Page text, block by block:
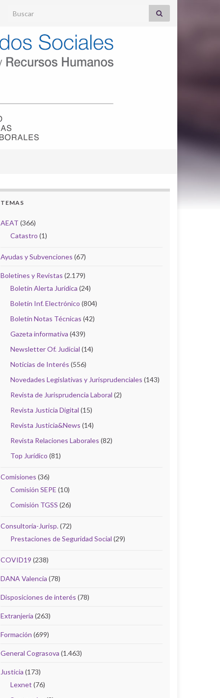
Search for:
TEMAS
AEAT (366)
Catastro (1)
Ayudas y Subvenciones (67)
Boletines y Revistas (2.179)
Boletín Alerta Jurídica (24)
Boletín Inf. Electrónico (804)
Boletín Notas Técnicas (42)
Gazeta informativa (439)
Newsletter Of. Judicial (14)
Noticias de Interés (556)
Novedades Legislativas y Jurisprudenciales (143)
Revista de Jurisprudencia Laboral (2)
Revista Justicia Digital (15)
Revista Justicia&News (14)
Revista Relaciones Laborales (82)
Top Jurídico (81)
Comisiones (36)
Comisión SEPE (10)
Comisión TGSS (26)
Consultoría-Jurisp.(72)
Prestaciones de Seguridad Social (29)
COVID19 (238)
DANA Valencia (78)
Disposiciones de interés (78)
Extranjería (263)
Formación (699)
General Cograsova (1.463)
Justicia (173)
Lexnet (76)